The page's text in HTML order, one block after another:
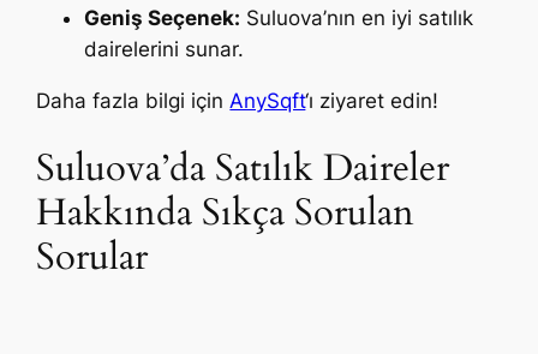
Geniş Seçenek: Suluova’nın en iyi satılık
dairelerini sunar.
Daha fazla bilgi için AnySqft‘ı ziyaret edin!
Suluova’da Satılık Daireler
Hakkında Sıkça Sorulan
Sorular